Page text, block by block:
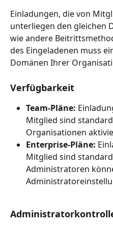
Einladungen, die von
unterliegen den gleichen
wie andere
des Eingeladenen muss
Domänen Ihrer
Verfügbarkeit
Team-Pläne:
Mitglied sind
Organisationen
Enterprise-Pläne:
Mitglied sind
Administratoren